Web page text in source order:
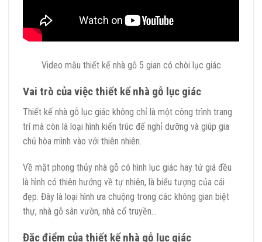
Video mẫu thiết kế nhà gỗ 5 gian có chòi lục giác
Vai trò của việc thiết kế nhà gỗ lục giác
Thiết kế nhà gỗ lục giác không chỉ là một công trình trang
trí mà còn là loại hình kiến trúc để nghỉ dưỡng và giúp gia
chủ hòa mình vào với thiên nhiên.
Về mặt phong thủy nhà gỗ có hình lục giác hay tứ giá đều
là hình có thiên hướng về tự nhiên, là biểu tượng của cái
đẹp. Đây là loại hình ưa chuộng trong các không gian biệt
thự, nhà gỗ sân vườn, nhà cổ truyền…
Đặc điểm của thiết kế nhà gỗ lục giác